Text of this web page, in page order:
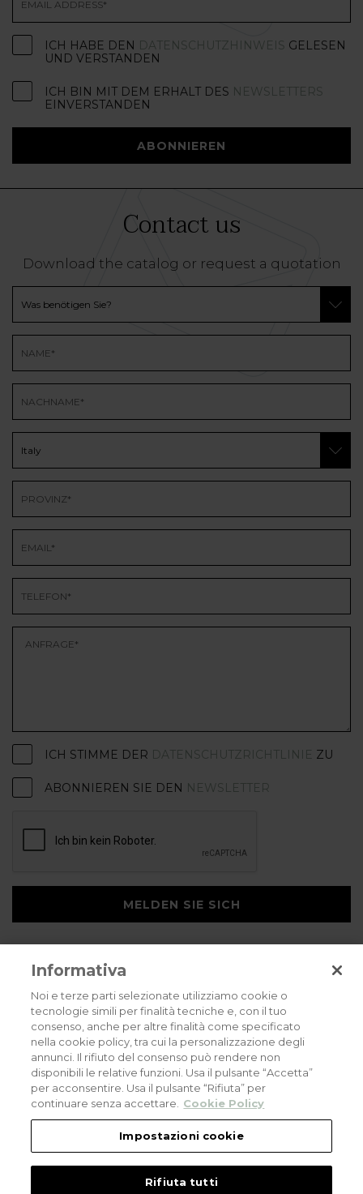
ICH HABE DEN DATENSCHUTZHINWEIS GELESEN
UND VERSTANDEN
ICH BIN MIT DEM ERHALT DES NEWSLETTERS
EINVERSTANDEN
ABONNIEREN
Contact us
Download the catalog or request a quotation
ICH STIMME DER DATENSCHUTZRICHTLINIE ZU
ABONNIEREN SIE DEN NEWSLETTER
MELDEN SIE SICH
Privacy policy Cookies policy Careers
© 2026 all rights reserved - Corradi Srl - Via M. Serenari 20 - 40013 Castel
Maggiore (BO) T +39 051 4188411
Codice Fiscale - Partita Iva e Registro Imprese di Bologna: 03464321201. REA BO
- 521198. Capitale Sociale: euro 11.500.000,00
An eLogic Digital Company Project Powered by Xperience
Informativa
Noi e terze parti selezionate utilizziamo cookie o
tecnologie simili per finalità tecniche e, con il tuo
consenso, anche per altre finalità come specificato
nella cookie policy, tra cui la personalizzazione degli
annunci. Il rifiuto del consenso può rendere non
disponibili le relative funzioni. Usa il pulsante “Accetta”
per acconsentire. Usa il pulsante “Rifiuta” per
continuare senza accettare.
Cookie Policy
Impostazioni cookie
Rifiuta tutti